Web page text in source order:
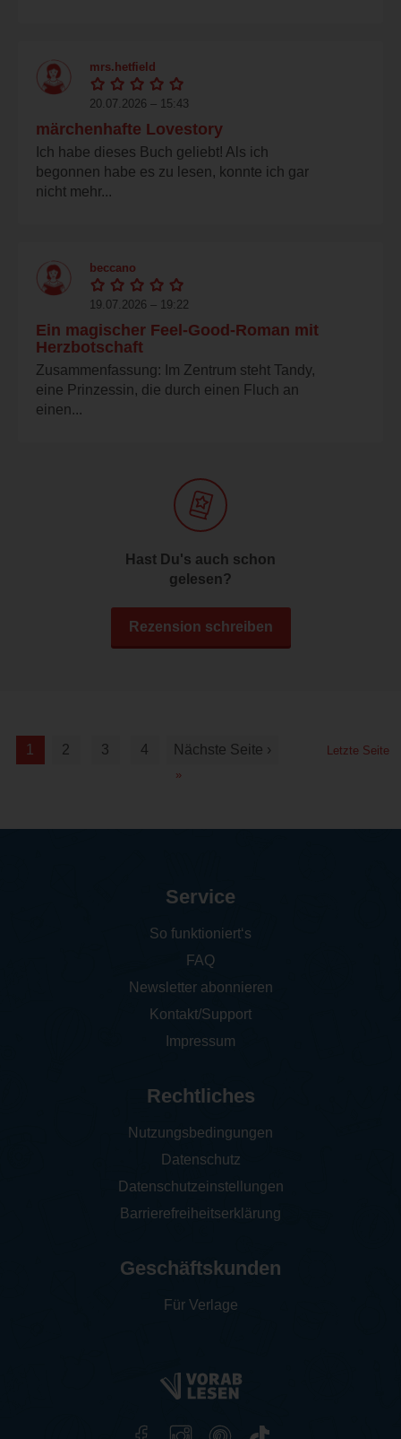
mrs.hetfield
20.07.2026 – 15:43
märchenhafte Lovestory
Ich habe dieses Buch geliebt! Als ich
begonnen habe es zu lesen, konnte ich gar
nicht mehr...
beccano
19.07.2026 – 19:22
Ein magischer Feel-Good-Roman mit
Herzbotschaft
Zusammenfassung: Im Zentrum steht Tandy,
eine Prinzessin, die durch einen Fluch an
einen...
Hast Du's auch schon
gelesen?
Rezension schreiben
1 2 3 4 Nächste Seite ›
Letzte Seite
»
Service
So funktioniert‘s
FAQ
Newsletter abonnieren
Kontakt/Support
Impressum
Rechtliches
Nutzungsbedingungen
Datenschutz
Datenschutzeinstellungen
Barrierefreiheitserklärung
Geschäftskunden
Für Verlage